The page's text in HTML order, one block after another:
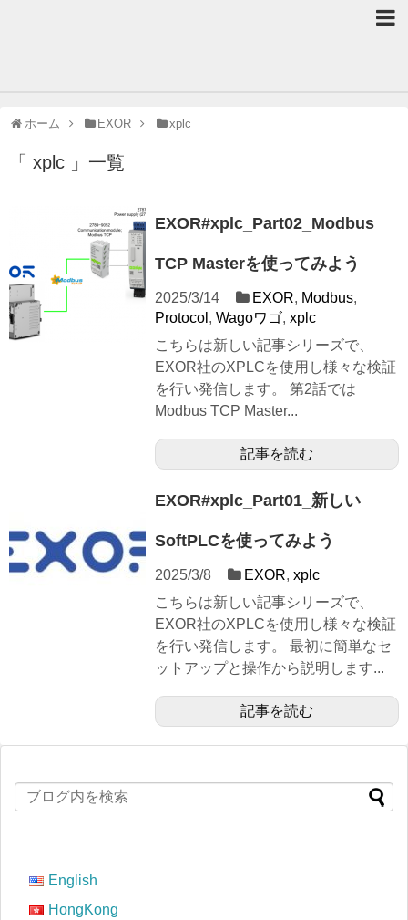
ホーム EXOR xplc
「 xplc 」一覧
EXOR#xplc_Part02_Modbus
TCP Masterを使ってみよう
2025/3/14 EXOR, Modbus,
Protocol , Wagoワゴ, xplc
こちらは新しい記事シリーズで、
EXOR社のXPLCを使用し様々な検証
を行い発信します。 第2話では
Modbus TCP Master...
記事を読む
EXOR#xplc_Part01_新しい
SoftPLCを使ってみよう
2025/3/8 EXOR, xplc
こちらは新しい記事シリーズで、
EXOR社のXPLCを使用し様々な検証
を行い発信します。 最初に簡単なセ
ットアップと操作から説明します...
記事を読む
English
HongKong